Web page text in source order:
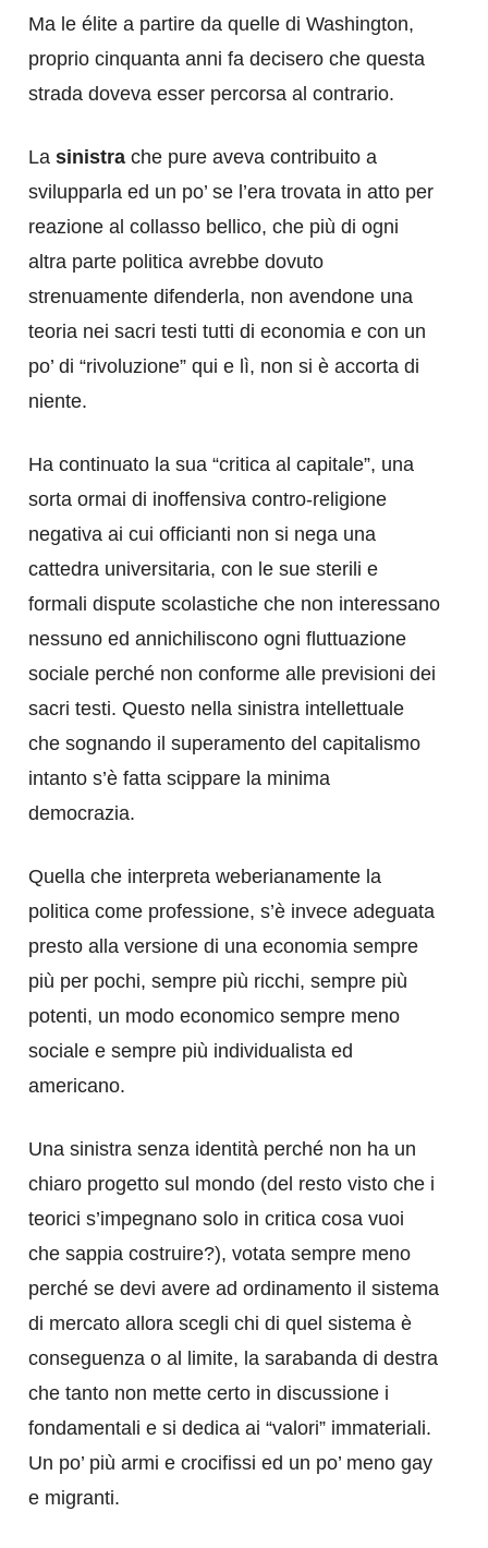
Ma le élite a partire da quelle di Washington,
proprio cinquanta anni fa decisero che questa
strada doveva esser percorsa al contrario.
La sinistra che pure aveva contribuito a
svilupparla ed un po’ se l’era trovata in atto per
reazione al collasso bellico, che più di ogni
altra parte politica avrebbe dovuto
strenuamente difenderla, non avendone una
teoria nei sacri testi tutti di economia e con un
po’ di “rivoluzione” qui e lì, non si è accorta di
niente.
Ha continuato la sua “critica al capitale”, una
sorta ormai di inoffensiva contro-religione
negativa ai cui officianti non si nega una
cattedra universitaria, con le sue sterili e
formali dispute scolastiche che non interessano
nessuno ed annichiliscono ogni fluttuazione
sociale perché non conforme alle previsioni dei
sacri testi. Questo nella sinistra intellettuale
che sognando il superamento del capitalismo
intanto s’è fatta scippare la minima
democrazia.
Quella che interpreta weberianamente la
politica come professione, s’è invece adeguata
presto alla versione di una economia sempre
più per pochi, sempre più ricchi, sempre più
potenti, un modo economico sempre meno
sociale e sempre più individualista ed
americano.
Una sinistra senza identità perché non ha un
chiaro progetto sul mondo (del resto visto che i
teorici s’impegnano solo in critica cosa vuoi
che sappia costruire?), votata sempre meno
perché se devi avere ad ordinamento il sistema
di mercato allora scegli chi di quel sistema è
conseguenza o al limite, la sarabanda di destra
che tanto non mette certo in discussione i
fondamentali e si dedica ai “valori” immateriali.
Un po’ più armi e crocifissi ed un po’ meno gay
e migranti.